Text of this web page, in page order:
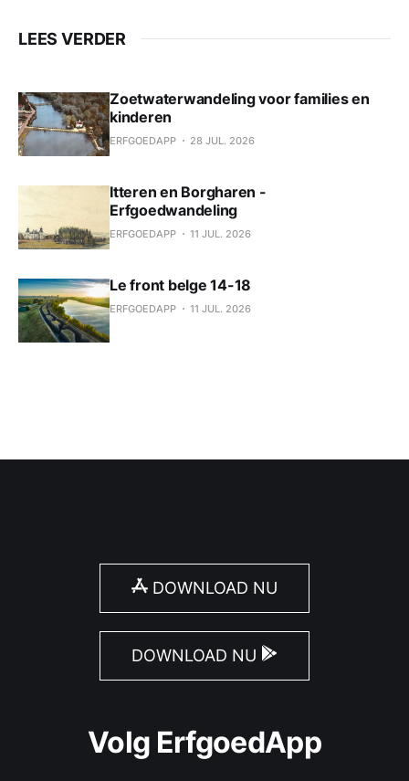
LEES VERDER
Zoetwaterwandeling voor families en
kinderen
ERFGOEDAPP 28 JUL. 2026
Itteren en Borgharen -
Erfgoedwandeling
ERFGOEDAPP 11 JUL. 2026
Le front belge 14-18
ERFGOEDAPP 11 JUL. 2026
DOWNLOAD NU
DOWNLOAD NU
Volg ErfgoedApp